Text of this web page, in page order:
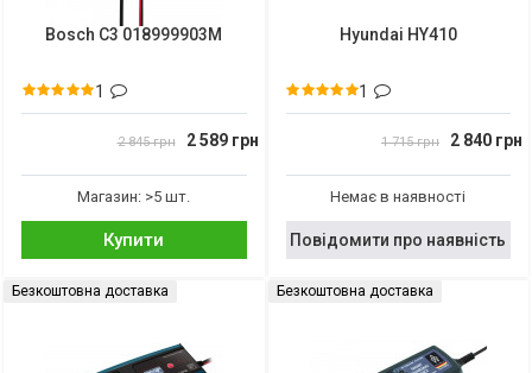
Bosch C3 018999903M
1
2 845 грн 2 589 грн
Магазин: >5 шт.
Купити
Hyundai HY410
1
1 715 грн 2 840 грн
Немає в наявності
Повідомити про наявність
Безкоштовна доставка Безкоштовна доставка